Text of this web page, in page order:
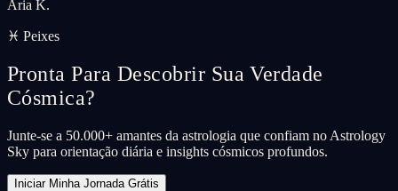
Aria K.
♓ Peixes
Pronta Para Descobrir Sua Verdade
Cósmica?
Junte-se a 50.000+ amantes da astrologia que confiam no Astrology
Sky para orientação diária e insights cósmicos profundos.
Iniciar Minha Jornada Grátis